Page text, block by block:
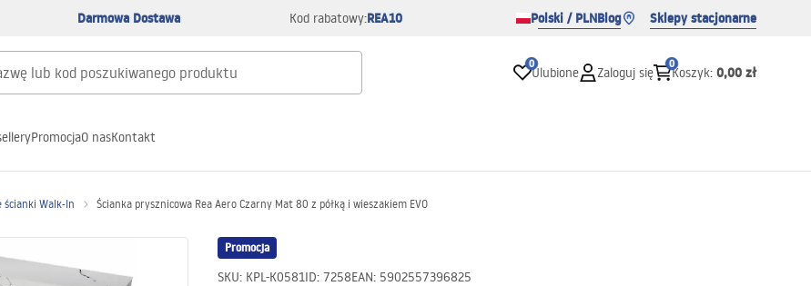
Darmowa Dostawa Kod rabatowy:REA10 Polski / PLNBlog Sklepy stacjonarne
0
Ulubione Zaloguj się
0
Koszyk: 0,00 zł
PromocjaO nasKontakt
ścianki Walk-In Ścianka prysznicowa Rea Aero Czarny Mat 80 z półką i wieszakiem EVO
Promocja
SKU: KPL-K0581ID: 7258EAN: 5902557396825